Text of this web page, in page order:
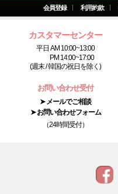
会員登録 利用約款
カスタマーセンター
平日 AM 10:00~13:00
PM 14:00~17:00
(週末 / 韓国の祝日を除く)
お問い合わせ受付
➤ メールでご相談
➤ お問い合わせフォーム
（24時間受付）